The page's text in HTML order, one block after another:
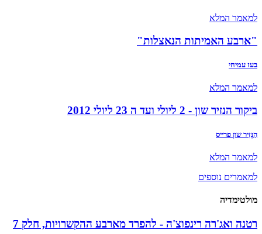
למאמר המלא
"ארבע האמיתות הנאצלות"
בעז עמיחי
למאמר המלא
ביקור הנזיר שון - 2 ליולי ועד ה 23 ליולי 2012
הַנָּזִיר שון פרייס
למאמר המלא
למאמרים נוספים
מולטימדיה
רטנה ואג'רה רינפוצ'ה - להפרד מארבע ההקשרויות, חלק 7